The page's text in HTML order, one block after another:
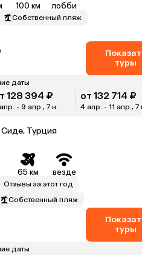
100 км лобби
Собственный пляж
туры
даты
128 394 ₽
- 9 апр., 7 н.
от 132 714 ₽
4 апр. - 11 апр., 7
Турция
65 км везде
Отзывы за этот год
Собственный пляж
туры
даты